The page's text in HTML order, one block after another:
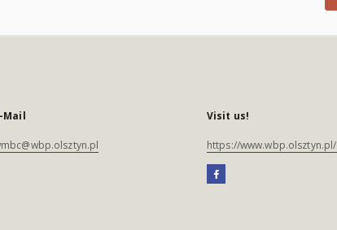
Mail Visit us!
https://www.wbp.olsztyn.pl/